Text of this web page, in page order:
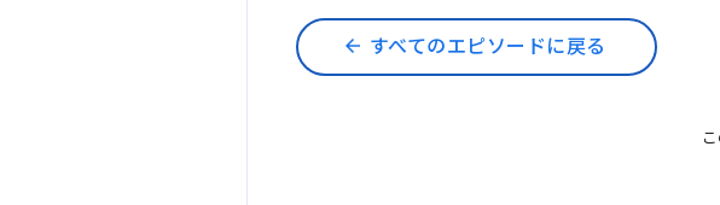
arrow_back すべてのエピソードに戻る